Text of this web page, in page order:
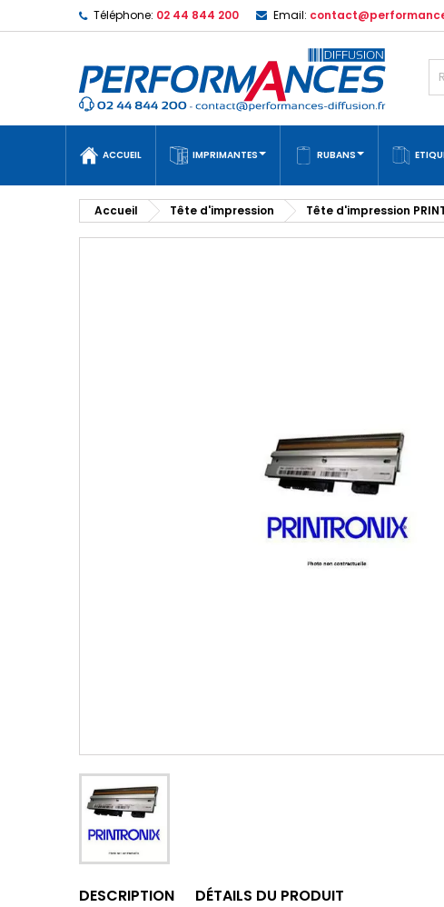
Téléphone: 02 44 844 200 Email:
ACCUEIL IMPRIMANTES RUBANS
Accueil Tête d'impression Tête d'impression
DESCRIPTION DÉTAILS DU PRODUIT